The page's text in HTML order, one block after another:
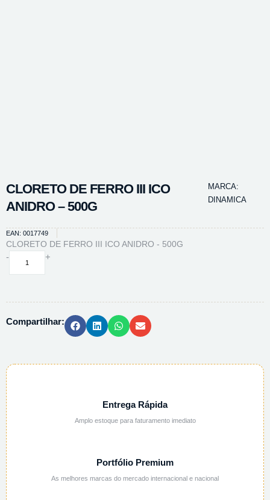
CLORETO DE FERRO III ICO
ANIDRO – 500G
MARCA:
DINAMICA
EAN: 0017749
CLORETO DE FERRO III ICO ANIDRO - 500G
-
CLORETO
ANIDRO
quantidade
+
Compartilhar:
Entrega Rápida
Amplo estoque para faturamento imediato
Portfólio Premium
As melhores marcas do mercado internacional e nacional